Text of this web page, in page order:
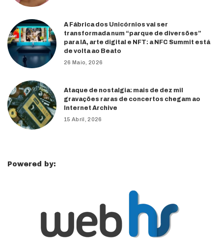
A Fábrica dos Unicórnios vai ser
transformada num “parque de diversões”
para IA, arte digital e NFT: a NFC Summit está
de volta ao Beato
26 Maio, 2026
Ataque de nostalgia: mais de dez mil
gravações raras de concertos chegam ao
Internet Archive
15 Abril, 2026
Powered by: